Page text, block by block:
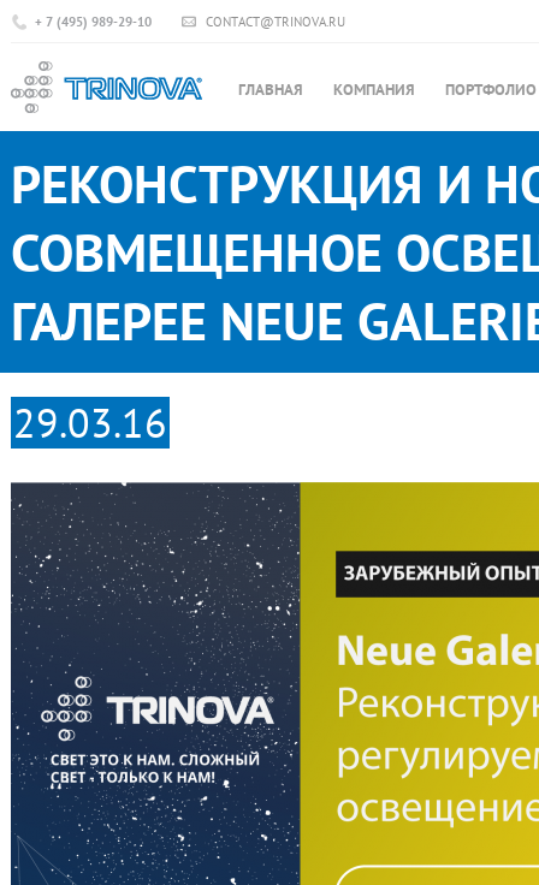
+ 7 (495) 989-29-10 CONTACT@TRINOVA.RU
ГЛАВНАЯ КОМПАНИЯ ПОРТФОЛИО
РЕКОНСТРУКЦИЯ И
СОВМЕЩЕННОЕ
ГАЛЕРЕЕ NEUE
29.03.16